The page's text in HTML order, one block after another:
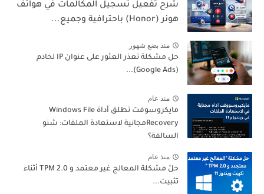
شرح تفعيل تسجيل المكالمات في هواتف
هونر (Honor) باحترافية وجميع...
منذ بضع شهور
حل مشكلة تعذر العثور على عنوان IP لخادم
(Google Ads)...
منذ عام
مايكروسوفت تطلق أداة Windows File
Recoveryمجانية لاستعادة الملفات: شنو
السالفة؟
منذ عام
حلّ مشكلة المعالج غير معتمد و TPM 2.0 أثناء
تثبيت...